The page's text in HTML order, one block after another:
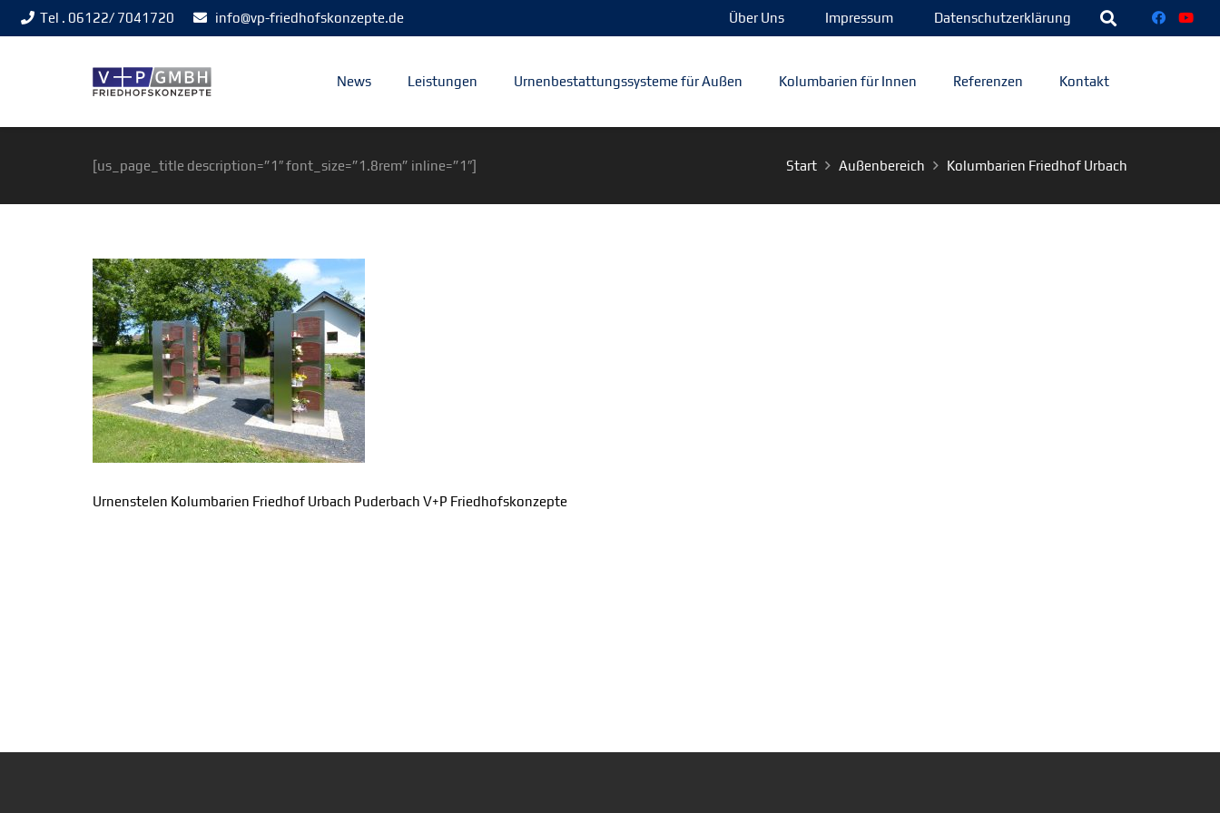
Tel . 06122/ 7041720 info@vp-friedhofskonzepte.de Über Uns Impressum Datenschutzerklärung
News Leistungen Urnenbestattungssysteme für Außen Kolumbarien für Innen Referenzen Kontakt
[us_page_title description=”1″ font_size=”1.8rem” inline=”1″] Start Außenbereich Kolumbarien Friedhof Urbach
Urnenstelen Kolumbarien Friedhof Urbach Puderbach V+P Friedhofskonzepte